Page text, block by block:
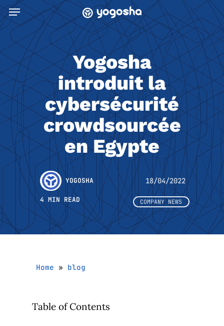
Skip
to
main
content
Menu
Yogosha
introduit la
cybersécurité
crowdsourcée
en Egypte
YOGOSHA 18/04/2022
4 MIN READ COMPANY NEWS
Home » blog
Table of Contents